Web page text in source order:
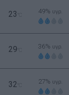
23 49% υγρ.
29 36% υγρ.
32 27% υγρ.